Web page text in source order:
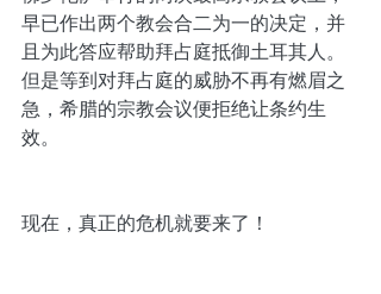
早已作出两个教会合二为一的决定，并
且为此答应帮助拜占庭抵御土耳其人。
但是等到对拜占庭的威胁不再有燃眉之
急，希腊的宗教会议便拒绝让条约生
效。
现在，真正的危机就要来了！